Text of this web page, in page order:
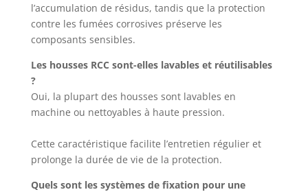
l’accumulation de résidus, tandis que la protection
contre les fumées corrosives préserve les
composants sensibles.
Les housses RCC sont-elles lavables et réutilisables
?
Oui, la plupart des housses sont lavables en
machine ou nettoyables à haute pression.
Cette caractéristique facilite l’entretien régulier et
prolonge la durée de vie de la protection.
Quels sont les systèmes de fixation pour une